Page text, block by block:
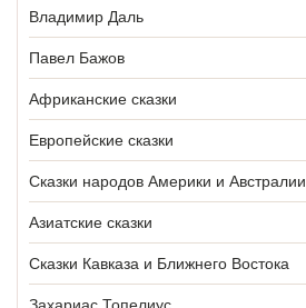
Владимир Даль
Павел Бажов
Африканские сказки
Европейские сказки
Сказки народов Америки и Австралии
Азиатские сказки
Сказки Кавказа и Ближнего Востока
Захариас Топелиус